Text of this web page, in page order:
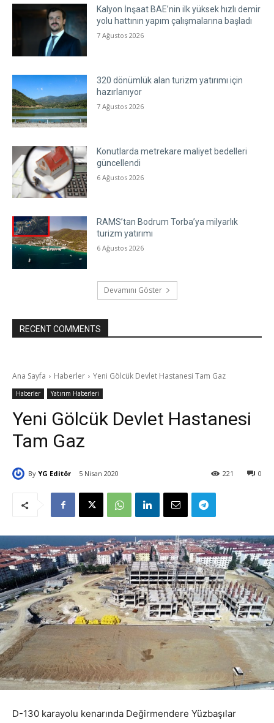
Kalyon İnşaat BAE’nin ilk yüksek hızlı demir
yolu hattının yapım çalışmalarına başladı
7 Ağustos 2026
320 dönümlük alan turizm yatırımı için
hazırlanıyor
7 Ağustos 2026
Konutlarda metrekare maliyet bedelleri
güncellendi
6 Ağustos 2026
RAMS’tan Bodrum Torba’ya milyarlık
turizm yatırımı
6 Ağustos 2026
Devamını Göster
RECENT COMMENTS